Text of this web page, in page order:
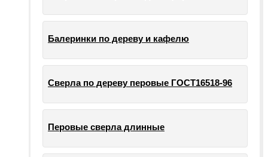
Балеринки по дереву и кафелю
Сверла по дереву перовые ГОСТ16518-96
Перовые сверла длинные